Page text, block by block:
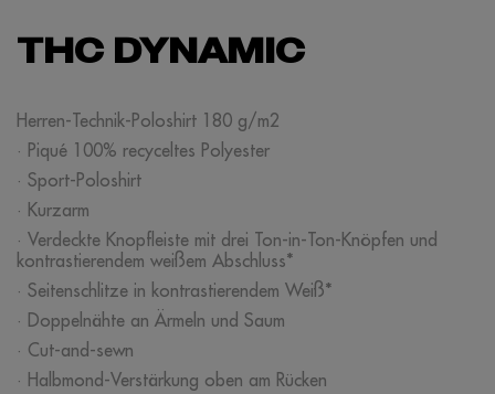
THC DYNAMIC
Herren-Technik-Poloshirt 180 g/m2
· Piqué 100% recyceltes Polyester
· Sport-Poloshirt
· Kurzarm
· Verdeckte Knopfleiste mit drei Ton-in-Ton-Knöpfen und
kontrastierendem weißem Abschluss*
· Seitenschlitze in kontrastierendem Weiß*
· Doppelnähte an Ärmeln und Saum
· Cut-and-sewn
· Halbmond-Verstärkung oben am Rücken